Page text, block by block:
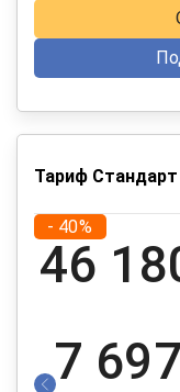
Тариф Стандарт
- 40%
46
7